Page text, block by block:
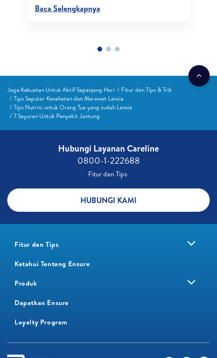
Baca Selengkapnya
Jaga Kekuatan Untuk Aktif Sepanjang Hari
Fitur dan Tips & Trik
Tips Seputar Kesehatan dan Merawat Lansia
Tips Nutrisi untuk Orang Tua yang sudah Lansia
7 Sayuran Untuk Penyakit Jantung
Hubungi Layanan Careline​
0800-1-222688​
Fitur dan Tips ​
HUBUNGI KAMI
Fitur dan Tips
Ketahui Tentang Ensure
Produk
Dapatkan Ensure
Loyalty Program​